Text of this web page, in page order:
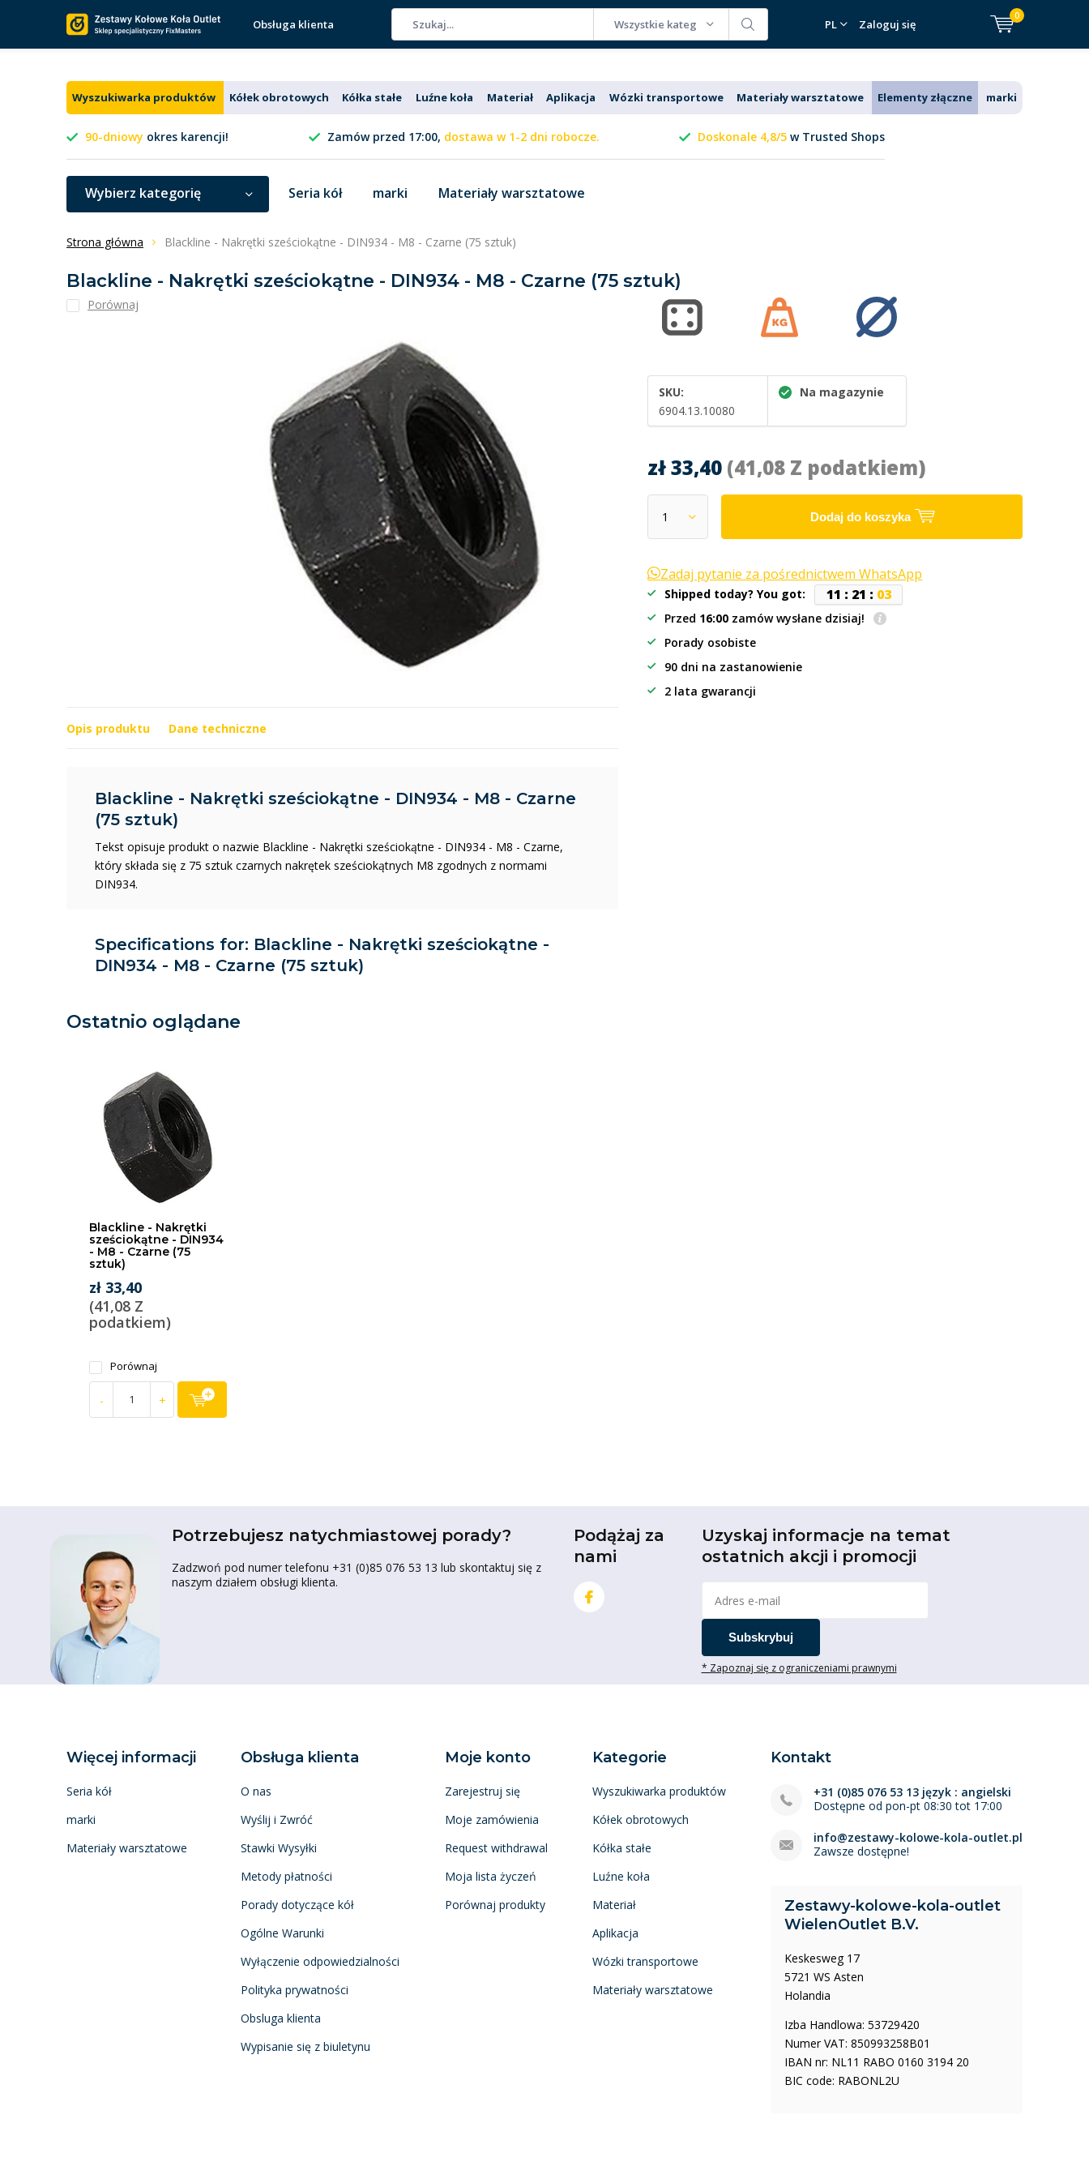
Obsługa klienta Wszystkie kategorie PL Zaloguj się
0
Wyszukiwarka produktów Kółek obrotowych Kółka stałe Luźne koła Materiał Aplikacja Wózki transportowe Materiały warsztatowe Elementy złączne marki
90-dniowy okres karencji! Zamów przed 17:00, dostawa w 1-2 dni robocze. Doskonale 4,8/5 w Trusted Shops
Wybierz kategorię Seria kół marki Materiały warsztatowe
Strona główna Blackline - Nakrętki sześciokątne - DIN934 - M8 - Czarne (75 sztuk)
Blackline - Nakrętki sześciokątne - DIN934 - M8 - Czarne (75 sztuk)
Porównaj
SKU:
6904.13.10080
Na magazynie
zł 33,40 (41,08 Z podatkiem)
Dodaj do koszyka
Zadaj pytanie za pośrednictwem WhatsApp
Shipped today? You got: 11 : 21 : 03
Przed 16:00 zamów wysłane dzisiaj!
Porady osobiste
90 dni na zastanowienie
2 lata gwarancji
Opis produktu Dane techniczne
Blackline - Nakrętki sześciokątne - DIN934 - M8 - Czarne
(75 sztuk)
Tekst opisuje produkt o nazwie Blackline - Nakrętki sześciokątne - DIN934 - M8 - Czarne,
który składa się z 75 sztuk czarnych nakrętek sześciokątnych M8 zgodnych z normami
DIN934.
Specifications for: Blackline - Nakrętki sześciokątne -
DIN934 - M8 - Czarne (75 sztuk)
Ostatnio oglądane
Blackline - Nakrętki
sześciokątne - DIN934
- M8 - Czarne (75
sztuk)
zł 33,40
(41,08 Z
podatkiem)
Porównaj
- +
Potrzebujesz natychmiastowej porady?
Zadzwoń pod numer telefonu +31 (0)85 076 53 13 lub skontaktuj się z
naszym działem obsługi klienta.
Podążaj za
nami
Uzyskaj informacje na temat
ostatnich akcji i promocji
Subskrybuj
* Zapoznaj się z ograniczeniami prawnymi
Więcej informacji
Seria kół
marki
Materiały warsztatowe
Obsługa klienta
O nas
Wyślij i Zwróć
Stawki Wysyłki
Metody płatności
Porady dotyczące kół
Ogólne Warunki
Wyłączenie odpowiedzialności
Polityka prywatności
Obsluga klienta
Wypisanie się z biuletynu
Moje konto
Zarejestruj się
Moje zamówienia
Request withdrawal
Moja lista życzeń
Porównaj produkty
Kategorie
Wyszukiwarka produktów
Kółek obrotowych
Kółka stałe
Luźne koła
Materiał
Aplikacja
Wózki transportowe
Materiały warsztatowe
Kontakt
+31 (0)85 076 53 13 język : angielski
Dostępne od pon-pt 08:30 tot 17:00
info@zestawy-kolowe-kola-outlet.pl
Zawsze dostępne!
Zestawy-kolowe-kola-outlet
WielenOutlet B.V.
Keskesweg 17
5721 WS Asten
Holandia
Izba Handlowa: 53729420
Numer VAT: 850993258B01
IBAN nr: NL11 RABO 0160 3194 20
BIC code: RABONL2U